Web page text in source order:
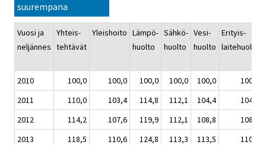
suurempana
Vuosi ja
neljännes
Yhteis-
tehtävät
Yleishoito Lämpö-
huolto
Sähkö-
huolto
Vesi-
huolto
Erityis-
laitehuolto
2010 100,0 100,0 100,0 100,0 100,0
100,0
2011
110,0 103,4 114,8 112,1 104,4
104,5
2012
114,2 107,6 119,9 112,1 108,8
108,5
2013
118,5 110,6 124,8 113,3 113,5
110,2